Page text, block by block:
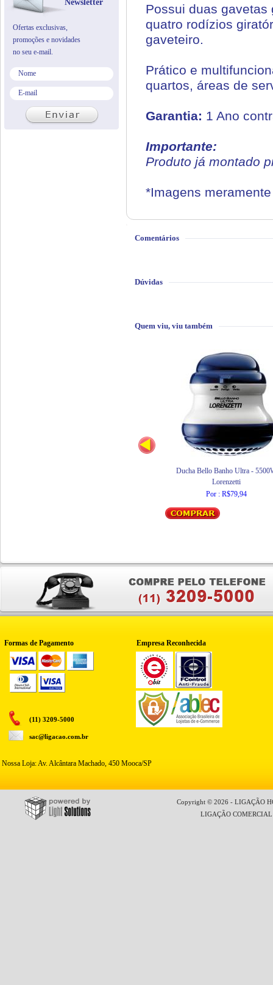
Possui duas gavetas
quatro rodízios
gaveteiro.
Prático e
quartos, áreas de
Garantia: 1 Ano
Importante:
Produto já montado
*Imagens
Comentários
Dúvidas
Quem viu, viu também
Ducha Bello Banho Ultra -
Lorenzetti
Por : R$79,94
Newsletter
Ofertas exclusivas,
promoções e novidades
no seu e-mail.
Formas de Pagamento Empresa Reconhecida
(11) 3209-5000
sac@ligacao.com.br
Nossa Loja: Av. Alcântara Machado, 450 Mooca/SP
Copyright © 2026 - LIGAÇÃO
LIGAÇÃO